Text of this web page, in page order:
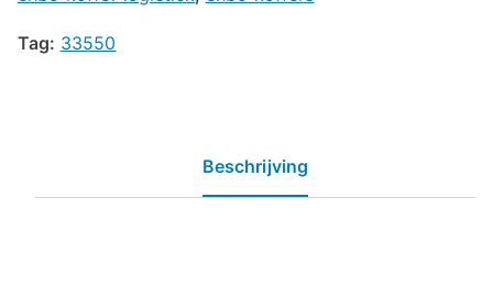
Tag: 33550
Beschrijving